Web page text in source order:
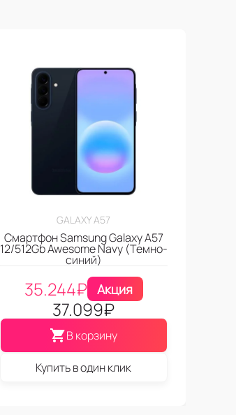
GALAXY A57
Смартфон Samsung Galaxy A57
12/512Gb Awesome Navy (Темно-
синий)
35.244₽ Акция
37.099₽
В корзину
Купить в один клик